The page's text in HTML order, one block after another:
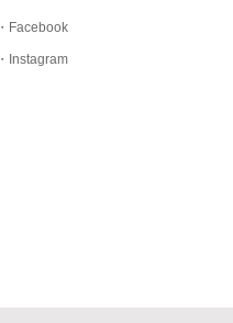
・Facebook
・Instagram